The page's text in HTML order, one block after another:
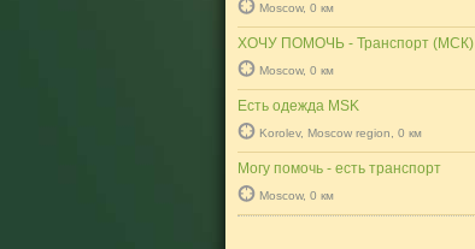
Moscow, 0 км
ХОЧУ ПОМОЧЬ - Транспорт (МСК)
Moscow, 0 км
Есть одежда MSK
Korolev, Moscow region, 0 км
Могу помочь - есть транспорт
Moscow, 0 км